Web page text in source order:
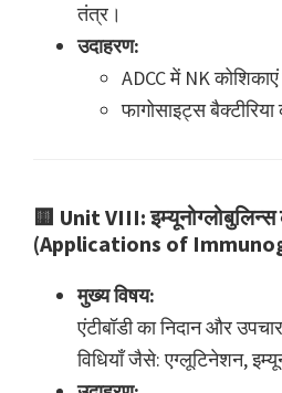
तंत्र।
उदाहरण:
ADCC में NK
फागोसाइट्स
🟨 Unit VIII: इम्यूनोग्लोबुलिन्स
(Applications of
मुख्य विषय:
एंटीबॉडी का निदान और
विधियाँ जैसे: एग्लूटिनेशन,